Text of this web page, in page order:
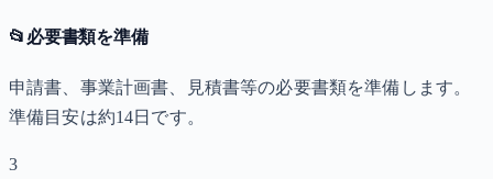
📂 必要書類を準備
申請書、事業計画書、見積書等の必要書類を準備します。
準備目安は約14日です。
3